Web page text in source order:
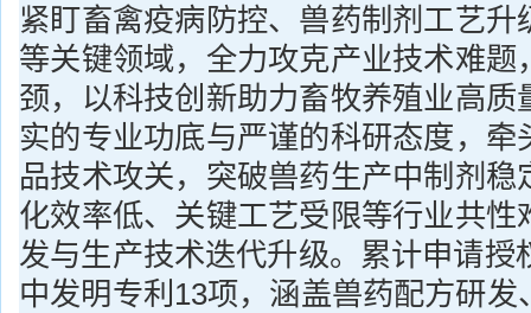
紧盯畜禽疫病防控、兽药制剂工艺升
等关键领域，全力攻克产业技术难题
颈，以科技创新助力畜牧养殖业高质
实的专业功底与严谨的科研态度，牵
品技术攻关，突破兽药生产中制剂稳
化效率低、关键工艺受限等行业共性
发与生产技术迭代升级。累计申请授
中发明专利13项，涵盖兽药配方研发